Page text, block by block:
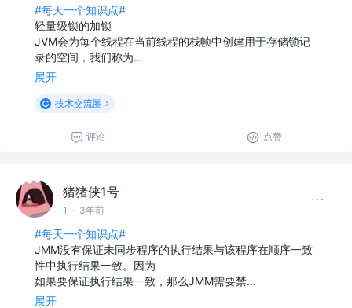
#每天一个知识点#
轻量级锁的加锁
JVM会为每个线程在当前线程的栈帧中创建⽤于存储锁记
录的空间，我们称为…
展开
技术交流圈
评论 点赞
猪猪侠1号
1 · 3年前
#每天一个知识点#
JMM没有保证未同步程序的执⾏结果与该程序在顺序⼀致
性中执⾏结果⼀致。因为
如果要保证执⾏结果⼀致，那么JMM需要禁…
展开